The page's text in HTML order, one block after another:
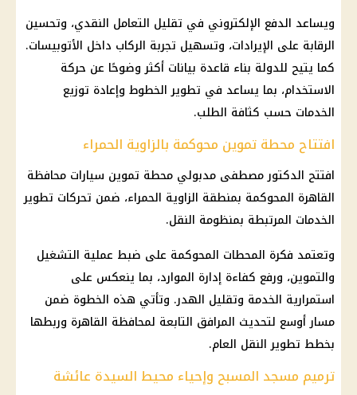
ويساعد الدفع الإلكتروني في تقليل التعامل النقدي، وتحسين
الرقابة على الإيرادات، وتسهيل تجربة الركاب داخل الأتوبيسات.
كما يتيح للدولة بناء قاعدة بيانات أكثر وضوحًا عن حركة
الاستخدام، بما يساعد في تطوير الخطوط وإعادة توزيع
الخدمات حسب كثافة الطلب.
افتتاح محطة تموين محوكمة بالزاوية الحمراء
افتتح الدكتور مصطفى مدبولي محطة تموين سيارات محافظة
القاهرة المحوكمة بمنطقة الزاوية الحمراء، ضمن تحركات تطوير
الخدمات المرتبطة بمنظومة النقل.
وتعتمد فكرة المحطات المحوكمة على ضبط عملية التشغيل
والتموين، ورفع كفاءة إدارة الموارد، بما ينعكس على
استمرارية الخدمة وتقليل الهدر. وتأتي هذه الخطوة ضمن
مسار أوسع لتحديث المرافق التابعة لمحافظة القاهرة وربطها
بخطط تطوير النقل العام.
ترميم مسجد المسبح وإحياء محيط السيدة عائشة